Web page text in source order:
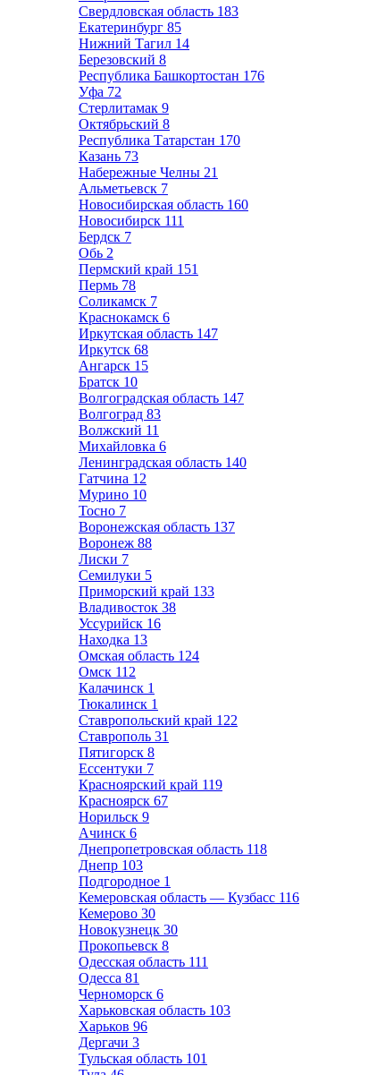
Свердловская область 183
Екатеринбург 85
Нижний Тагил 14
Березовский 8
Республика Башкортостан 176
Уфа 72
Стерлитамак 9
Октябрьский 8
Республика Татарстан 170
Казань 73
Набережные Челны 21
Альметьевск 7
Новосибирская область 160
Новосибирск 111
Бердск 7
Обь 2
Пермский край 151
Пермь 78
Соликамск 7
Краснокамск 6
Иркутская область 147
Иркутск 68
Ангарск 15
Братск 10
Волгоградская область 147
Волгоград 83
Волжский 11
Михайловка 6
Ленинградская область 140
Гатчина 12
Мурино 10
Тосно 7
Воронежская область 137
Воронеж 88
Лиски 7
Семилуки 5
Приморский край 133
Владивосток 38
Уссурийск 16
Находка 13
Омская область 124
Омск 112
Калачинск 1
Тюкалинск 1
Ставропольский край 122
Ставрополь 31
Пятигорск 8
Ессентуки 7
Красноярский край 119
Красноярск 67
Норильск 9
Ачинск 6
Днепропетровская область 118
Днепр 103
Подгородное 1
Кемеровская область — Кузбасс 116
Кемерово 30
Новокузнецк 30
Прокопьевск 8
Одесская область 111
Одесса 81
Черноморск 6
Харьковская область 103
Харьков 96
Дергачи 3
Тульская область 101